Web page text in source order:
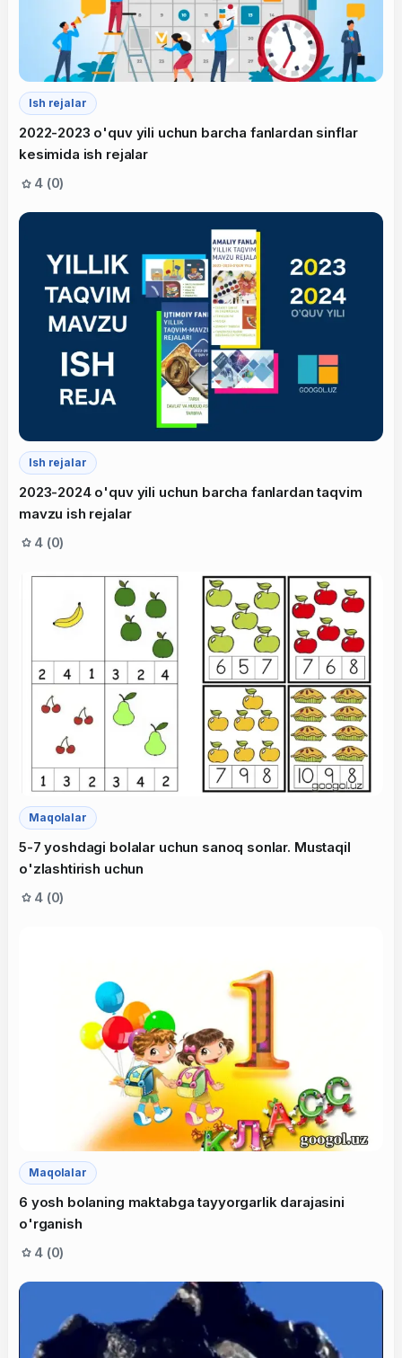
Ish rejalar
2022-2023 o'quv yili uchun barcha fanlardan sinflar
kesimida ish rejalar
4 (0)
Ish rejalar
2023-2024 o'quv yili uchun barcha fanlardan taqvim
mavzu ish rejalar
4 (0)
Maqolalar
5-7 yoshdagi bolalar uchun sanoq sonlar. Mustaqil
o'zlashtirish uchun
4 (0)
Maqolalar
6 yosh bolaning maktabga tayyorgarlik darajasini
o'rganish
4 (0)